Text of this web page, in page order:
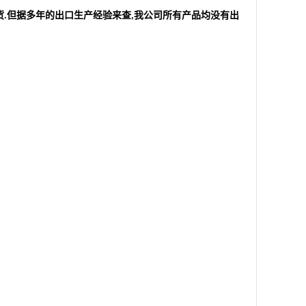
.但据多年的出口生产经验来查,我公司所有产品均没有出